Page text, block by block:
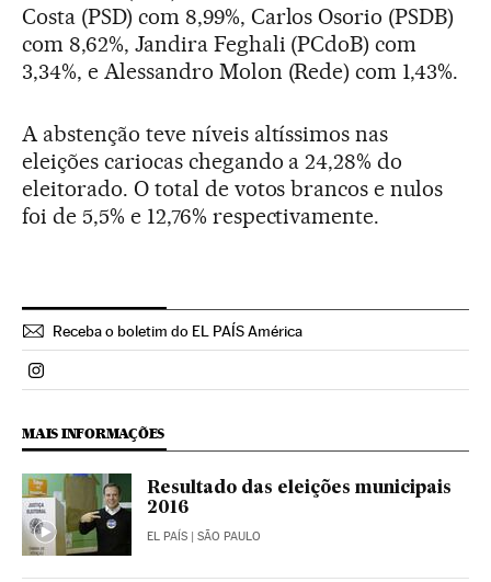
Costa (PSD) com 8,99%, Carlos Osorio (PSDB)
com 8,62%, Jandira Feghali (PCdoB) com
3,34%, e Alessandro Molon (Rede) com 1,43%.
A abstenção teve níveis altíssimos nas
eleições cariocas chegando a 24,28% do
eleitorado. O total de votos brancos e nulos
foi de 5,5% e 12,76% respectivamente.
Receba o boletim do EL PAÍS América
Politica El País Brasil en Instagram
MAIS INFORMAÇÕES
Resultado das eleições municipais
2016
EL PAÍS | SÃO PAULO